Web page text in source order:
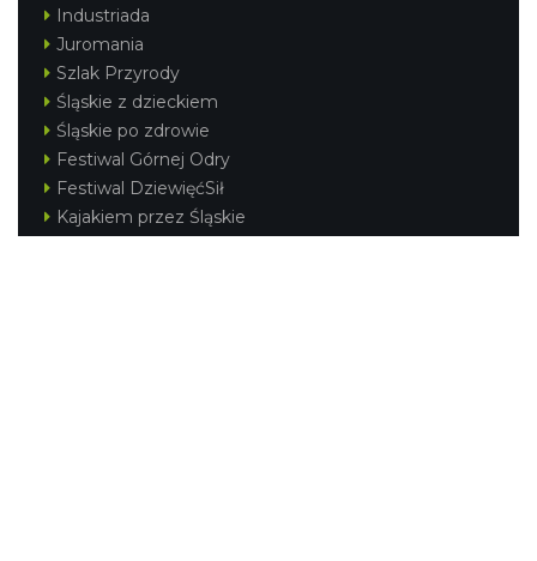
Industriada
Juromania
Szlak Przyrody
Śląskie z dzieckiem
Śląskie po zdrowie
Festiwal Górnej Odry
Festiwal DziewięćSił
Kajakiem przez Śląskie